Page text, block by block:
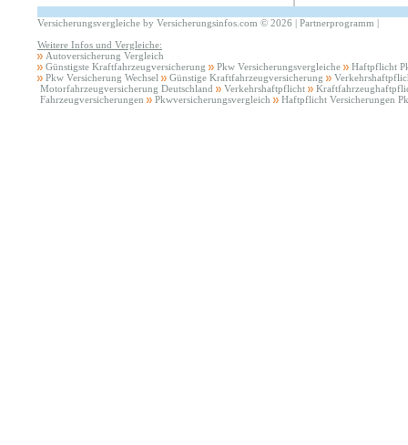
Versicherungsvergleiche by Versicherungsinfos.com © 2026 | Partnerprogramm |
Weitere Infos und Vergleiche:
Autoversicherung Vergleich
Günstigste Kraftfahrzeugversicherung
Pkw Versicherungsvergleiche
Haftpflicht
Pkw Versicherung Wechsel
Günstige Kraftfahrzeugversicherung
Motorfahrzeugversicherung Deutschland
Verkehrshaftpflicht
Fahrzeugversicherungen
Pkwversicherungsvergleich Haftpflicht Versicherungen